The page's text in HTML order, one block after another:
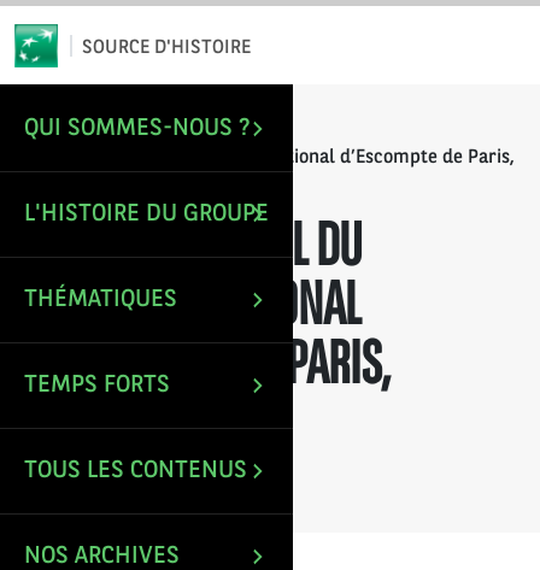
SOURCE D'HISTOIRE
QUI SOMMES-NOUS ?
L'HISTOIRE DU GROUPE
THÉMATIQUES
TEMPS FORTS
TOUS LES CONTENUS
NOS ARCHIVES
ACCUEIL/ RAPPORTS ANNUELS/
Rapport annuel du Comptoir National d’Escompte de Paris,
RAPPORT ANNUEL DU
COMPTOIR NATIONAL
D’ESCOMPTE DE PARIS,
EXERCICE 1932
Mise à jour le : 5 Avr 2023
Email